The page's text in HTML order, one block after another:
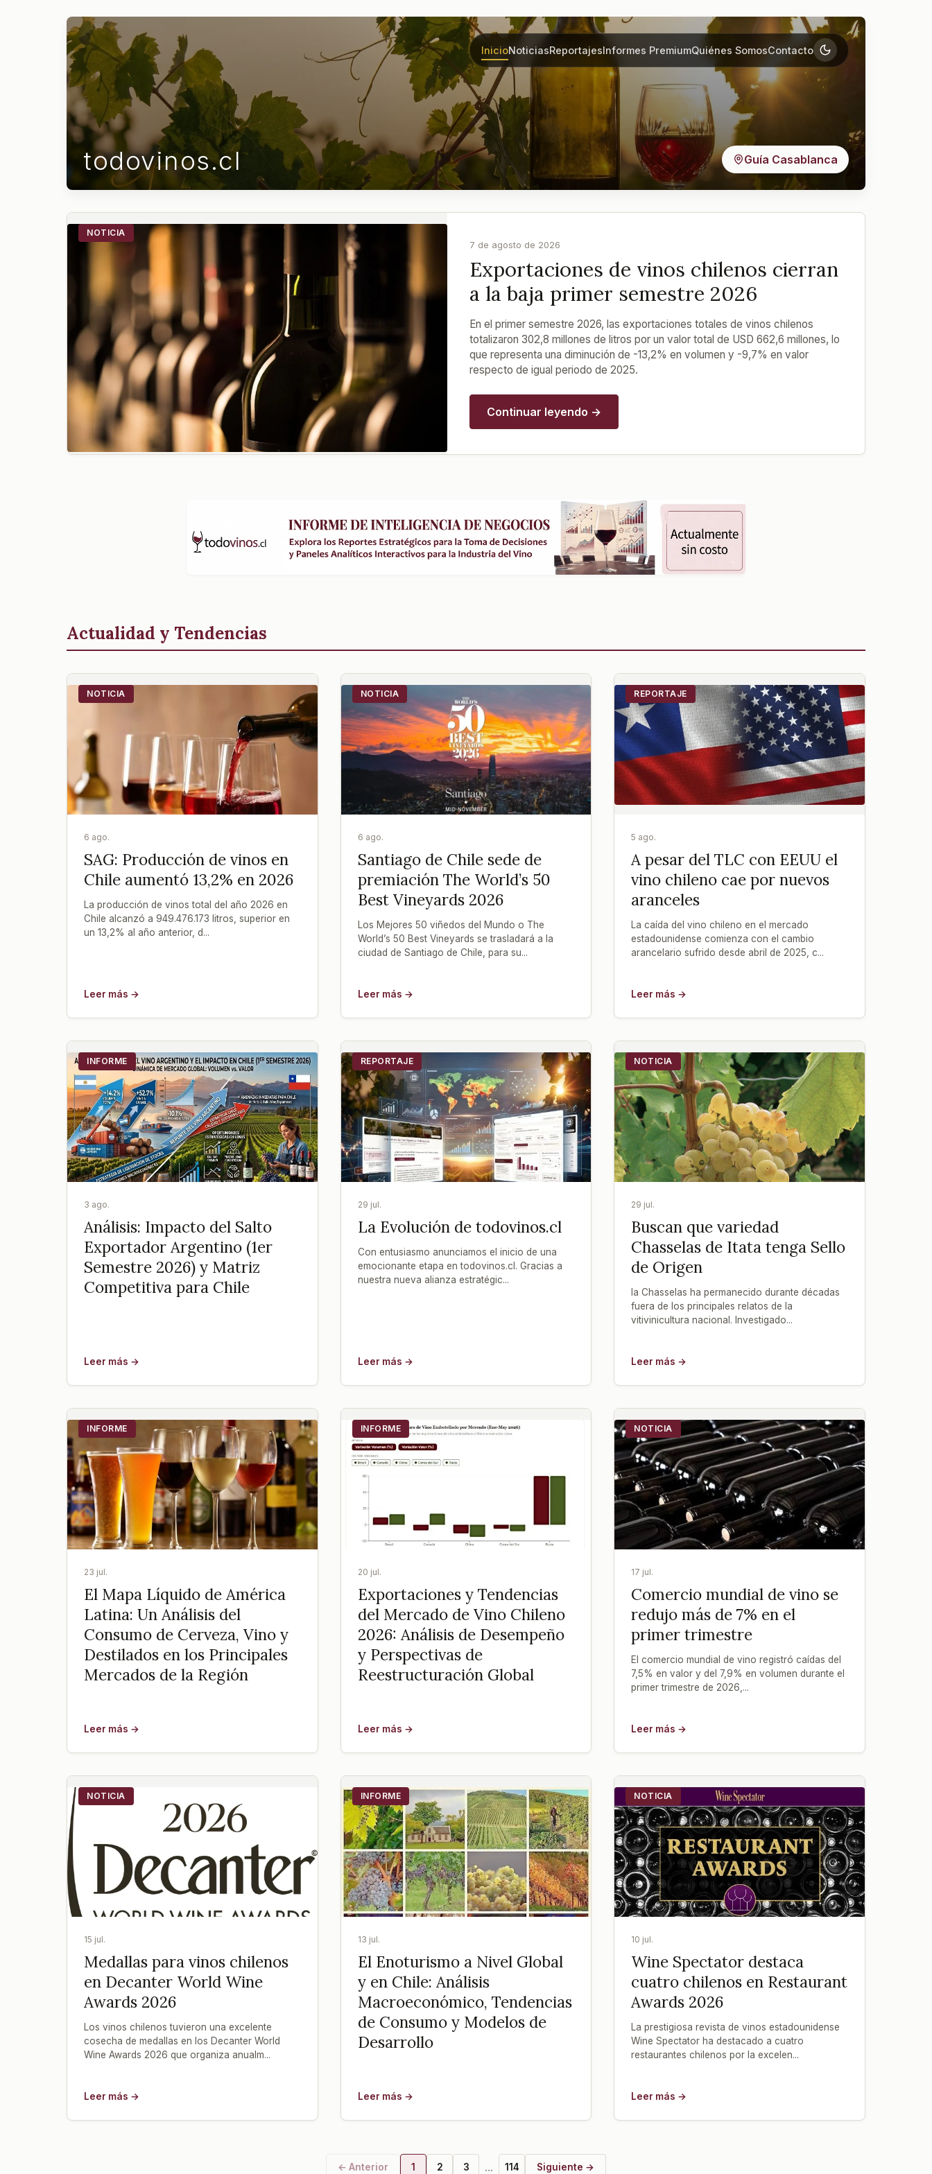
todovinos.cl
InicioNoticiasReportajesInformes PremiumQuiénes SomosContacto
Guía Casablanca
NOTICIA
7 de agosto de 2026
Exportaciones de vinos chilenos cierran
a la baja primer semestre 2026
En el primer semestre 2026, las exportaciones totales de vinos chilenos
totalizaron 302,8 millones de litros por un valor total de USD 662,6 millones, lo
que representa una diminución de -13,2% en volumen y -9,7% en valor
respecto de igual periodo de 2025.
Continuar leyendo →
Actualidad y Tendencias
NOTICIA
6 ago.
SAG: Producción de vinos en
Chile aumentó 13,2% en 2026
La producción de vinos total del año 2026 en
Chile alcanzó a 949.476.173 litros, superior en
un 13,2% al año anterior, d...
Leer más →
NOTICIA
6 ago.
Santiago de Chile sede de
premiación The World’s 50
Best Vineyards 2026
Los Mejores 50 viñedos del Mundo o The
World’s 50 Best Vineyards se trasladará a la
ciudad de Santiago de Chile, para su...
Leer más →
REPORTAJE
5 ago.
A pesar del TLC con EEUU el
vino chileno cae por nuevos
aranceles
La caída del vino chileno en el mercado
estadounidense comienza con el cambio
arancelario sufrido desde abril de 2025, c...
Leer más →
INFORME
3 ago.
Análisis: Impacto del Salto
Exportador Argentino (1er
Semestre 2026) y Matriz
Competitiva para Chile
Leer más →
REPORTAJE
29 jul.
La Evolución de todovinos.cl
Con entusiasmo anunciamos el inicio de una
emocionante etapa en todovinos.cl. Gracias a
nuestra nueva alianza estratégic...
Leer más →
NOTICIA
29 jul.
Buscan que variedad
Chasselas de Itata tenga Sello
de Origen
la Chasselas ha permanecido durante décadas
fuera de los principales relatos de la
vitivinicultura nacional. Investigado...
Leer más →
INFORME
23 jul.
El Mapa Líquido de América
Latina: Un Análisis del
Consumo de Cerveza, Vino y
Destilados en los Principales
Mercados de la Región
Leer más →
INFORME
20 jul.
Exportaciones y Tendencias
del Mercado de Vino Chileno
2026: Análisis de Desempeño
y Perspectivas de
Reestructuración Global
Leer más →
NOTICIA
17 jul.
Comercio mundial de vino se
redujo más de 7% en el
primer trimestre
El comercio mundial de vino registró caídas del
7,5% en valor y del 7,9% en volumen durante el
primer trimestre de 2026,...
Leer más →
NOTICIA
15 jul.
Medallas para vinos chilenos
en Decanter World Wine
Awards 2026
Los vinos chilenos tuvieron una excelente
cosecha de medallas en los Decanter World
Wine Awards 2026 que organiza anualm...
Leer más →
INFORME
13 jul.
El Enoturismo a Nivel Global
y en Chile: Análisis
Macroeconómico, Tendencias
de Consumo y Modelos de
Desarrollo
Leer más →
NOTICIA
10 jul.
Wine Spectator destaca
cuatro chilenos en Restaurant
Awards 2026
La prestigiosa revista de vinos estadounidense
Wine Spectator ha destacado a cuatro
restaurantes chilenos por la excelen...
Leer más →
← Anterior 1 2 3 ... 114 Siguiente →